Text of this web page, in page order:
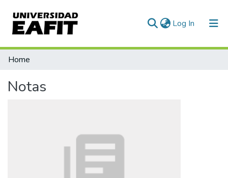
Log In (current)
Communities & Collections
Home
Notas